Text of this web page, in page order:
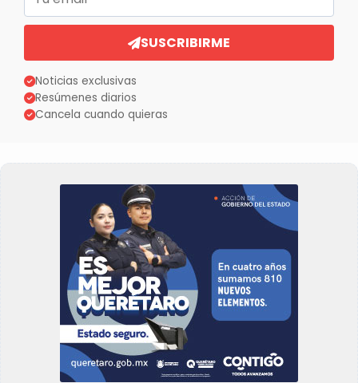
SUSCRIBIRME
Noticias exclusivas
Resúmenes diarios
Cancela cuando quieras